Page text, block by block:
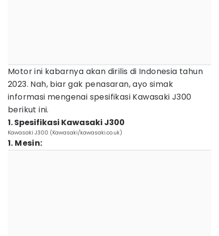
Motor ini kabarnya akan dirilis di Indonesia tahun
2023. Nah, biar gak penasaran, ayo simak
informasi mengenai spesifikasi Kawasaki J300
berikut ini.
1. Spesifikasi Kawasaki J300
Kawasaki J300 (Kawasaki/kawasaki.co.uk)
1. Mesin: